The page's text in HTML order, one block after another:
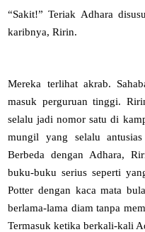
“Sakit!” Teriak Adhara
karibnya, Ririn.
Mereka terlihat akrab.
masuk perguruan tinggi.
selalu jadi nomor satu di
mungil yang selalu
Berbeda dengan Adhara,
buku-buku serius seperti
Potter dengan kaca mata
berlama-lama diam tanpa
Termasuk ketika berkali-kali